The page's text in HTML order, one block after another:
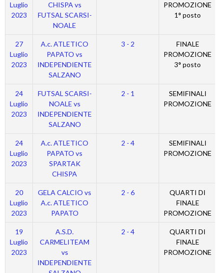
Luglio
2023
CHISPA vs
FUTSAL SCARSI-
NOALE
PROMOZIONE
1° posto
27
Luglio
2023
A.c. ATLETICO
PAPATO vs
INDEPENDIENTE
SALZANO
3 - 2
FINALE
PROMOZIONE
3° posto
24
Luglio
2023
FUTSAL SCARSI-
NOALE vs
INDEPENDIENTE
SALZANO
2 - 1
SEMIFINALI
PROMOZIONE
24
Luglio
2023
A.c. ATLETICO
PAPATO vs
SPARTAK
CHISPA
2 - 4
SEMIFINALI
PROMOZIONE
20
Luglio
2023
GELA CALCIO vs
A.c. ATLETICO
PAPATO
2 - 6
QUARTI DI
FINALE
PROMOZIONE
19
Luglio
2023
A.S.D.
CARMELITEAM
vs
INDEPENDIENTE
2 - 4
QUARTI DI
FINALE
PROMOZIONE